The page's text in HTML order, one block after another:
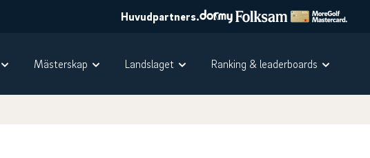
Huvudpartners.
Mästerskap Landslaget Ranking & leaderboards